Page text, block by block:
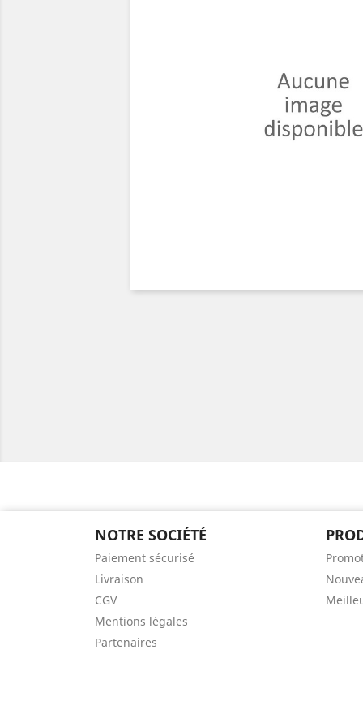
NOTRE SOCIÉTÉ
Paiement sécurisé
Livraison
CGV
Mentions légales
Partenaires